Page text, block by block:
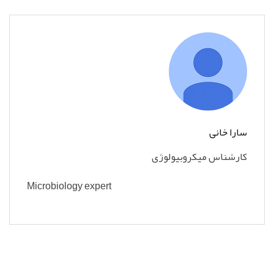
سارا خانی
کارشناس میکروبیولوژی
Microbiology expert